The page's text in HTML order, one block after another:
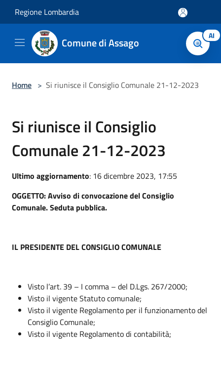
Regione Lombardia
Comune di Assago AI
Home > Si riunisce il Consiglio Comunale 21-12-2023
Si riunisce il Consiglio
Comunale 21-12-2023
Ultimo aggiornamento: 16 dicembre 2023, 17:55
OGGETTO: Avviso di convocazione del Consiglio
Comunale. Seduta pubblica.
IL PRESIDENTE DEL CONSIGLIO COMUNALE
Visto l’art. 39 – I comma – del D.Lgs. 267/2000;
Visto il vigente Statuto comunale;
Visto il vigente Regolamento per il funzionamento del
Consiglio Comunale;
Visto il vigente Regolamento di contabilità;